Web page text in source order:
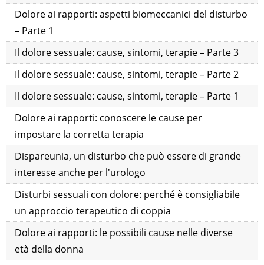
Dolore ai rapporti: aspetti biomeccanici del disturbo
– Parte 1
Il dolore sessuale: cause, sintomi, terapie – Parte 3
Il dolore sessuale: cause, sintomi, terapie – Parte 2
Il dolore sessuale: cause, sintomi, terapie – Parte 1
Dolore ai rapporti: conoscere le cause per
impostare la corretta terapia
Dispareunia, un disturbo che può essere di grande
interesse anche per l'urologo
Disturbi sessuali con dolore: perché è consigliabile
un approccio terapeutico di coppia
Dolore ai rapporti: le possibili cause nelle diverse
età della donna